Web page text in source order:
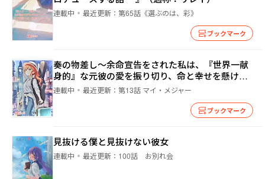
連載中 最近更新： 第65話《選ぶのは、彩》
ブックマーク
奏の物差し〜余命宣告をされた私は、『世界一献
身的』な元彼の愛を振り切り、命と幸せを懸けた
自立の旅に出る〜
連載中 最近更新： 第13話 マイ・メジャー
ブックマーク
見抜ける僕と見抜けない彼女
連載中 最近更新： 100話 お別れ会